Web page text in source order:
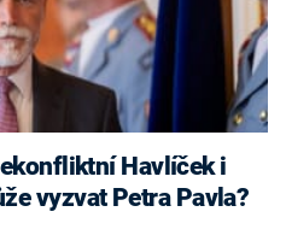
vyzvat Petra Pavla?